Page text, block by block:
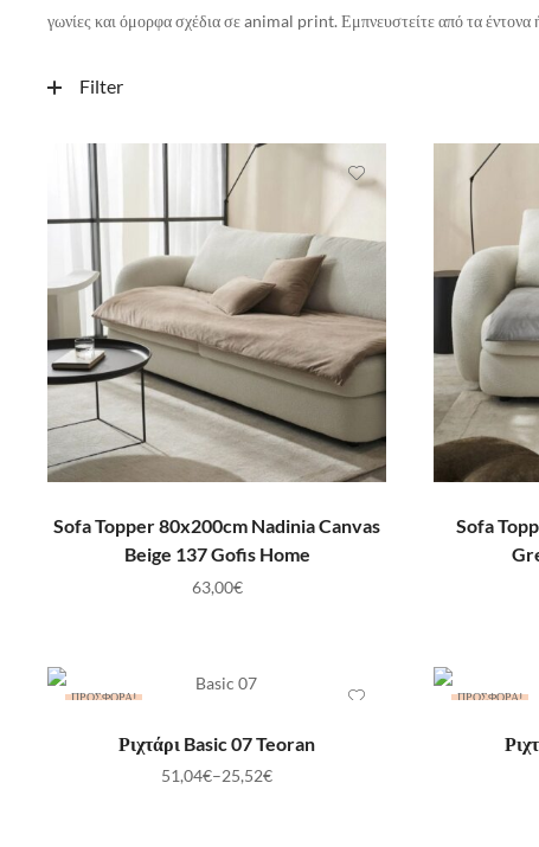
γωνίες και όμορφα σχέδια σε animal print.Εμπνευστείτε από τα
Filter
ΠΡΟΣΘΉΚΗ ΣΤΟ ΚΑΛΆΘΙ
Sofa Topper 80x200cm Nadinia Canvas
Beige 137 Gofis Home
63,00€
Sofa
ΠΡΟΣΦΟΡΆ!
ΕΠΙΛΟΓΉ
Ριχτάρι Basic 07 Teoran
25,52€
–
51,04€
ΠΡΟΣΦΟΡΆ!